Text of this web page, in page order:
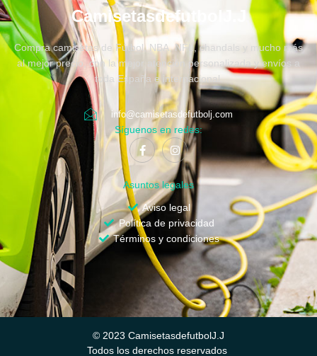
CamisetasdefutbolJ.J
Compra camisetas de Fútbol, NBA, NFL, chandals y mucho más
al mejor precio, con la mejor atención personalizada y envíos a
toda España e internacional.
info@camisetasdefutbolj.com
Síguenos en redes:
Asuntos legales
Aviso legal
Política de privacidad
Términos y condiciones
© 2023 CamisetasdefutbolJ.J
Todos los derechos reservados